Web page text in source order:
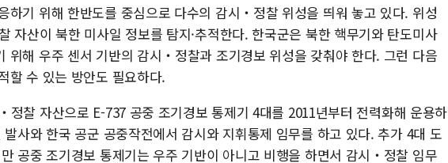
하기 위해 한반도를 중심으로 다수의 감시‧정찰 위성을 띄워 놓고 있다. 위성
자산이 북한 미사일 정보를 탐지·추적한다. 한국군은 북한 핵무기와 탄도미사
위해 우주 센서 기반의 감시‧정찰과 조기경보 위성을 갖춰야 한다. 그런 다음
할 수 있는 방안도 필요하다.
찰 자산으로 E-737 공중 조기경보 통제기 4대를 2011년부터 전력화해 운용하
사와 한국 공군 공중작전에서 감시와 지휘통제 임무를 하고 있다. 추가 4대 도
공중 조기경보 통제기는 우주 기반이 아니고 비행을 하면서 감시‧정찰 임무